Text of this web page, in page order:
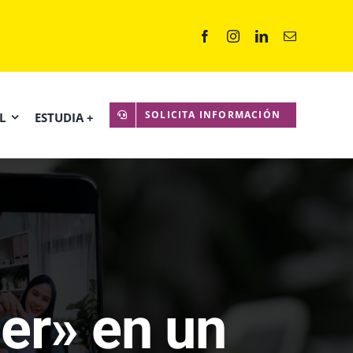
ESTUDIA + SOLICITA INFORMACIÓN
en un